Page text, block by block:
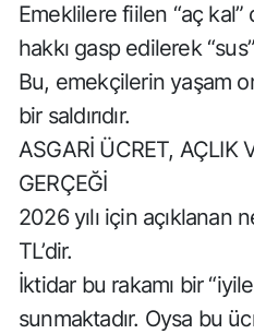
Emeklilere fiilen “aç
hakkı gasp edilerek
Bu, emekçilerin yaşam
bir saldırıdır.
ASGARİ ÜCRET, AÇLIK
GERÇEĞİ
2026 yılı için açıklanan
TL’dir.
İktidar bu rakamı bir
sunmaktadır. Oysa bu